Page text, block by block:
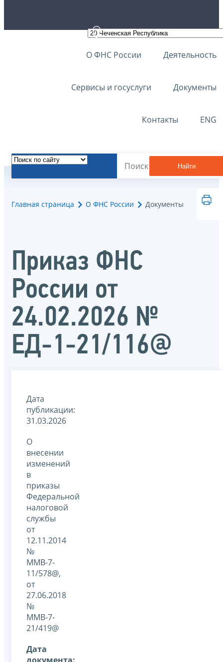
О ФНС России Деятельность
Сервисы и госуслуги Документы
Контакты ENG
Найти
Главная страница О ФНС России Документы
Приказ ФНС
России от
24.02.2026 №
ЕД-1-21/116@
Дата
публикации:
31.03.2026
О
внесении
изменений
в
приказы
Федеральной
налоговой
службы
от
12.11.2014
№
ММВ-7-
11/578@,
от
27.06.2018
№
ММВ-7-
21/419@
Дата
документа: